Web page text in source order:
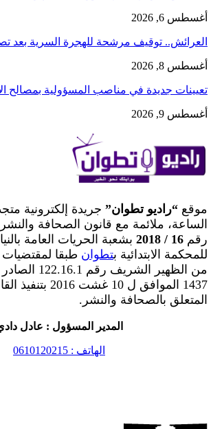
أغسطس 6, 2026
العرائش.. توقيف مرشحة للهجرة السرية بعد
أغسطس 8, 2026
تعيينات جديدة في مناصب المسؤولية بمصالح
أغسطس 9, 2026
موقع “راديو تطوان” جريدة إلكترونية
الساعة، ملائمة مع قانون الصحافة
رقم 16 / 2018
بشعبة الحريات العامة
للمحكمة الابتدائية بتطوان
المتعلق بالصحافة والنشر.
المدير المسؤول : عادل
الهاتف : 0610120215